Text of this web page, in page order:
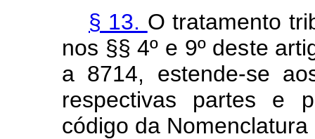
§ 13. O tratamento
nos §§ 4º e 9º deste
a 8714, estende-se
respectivas partes e
código da